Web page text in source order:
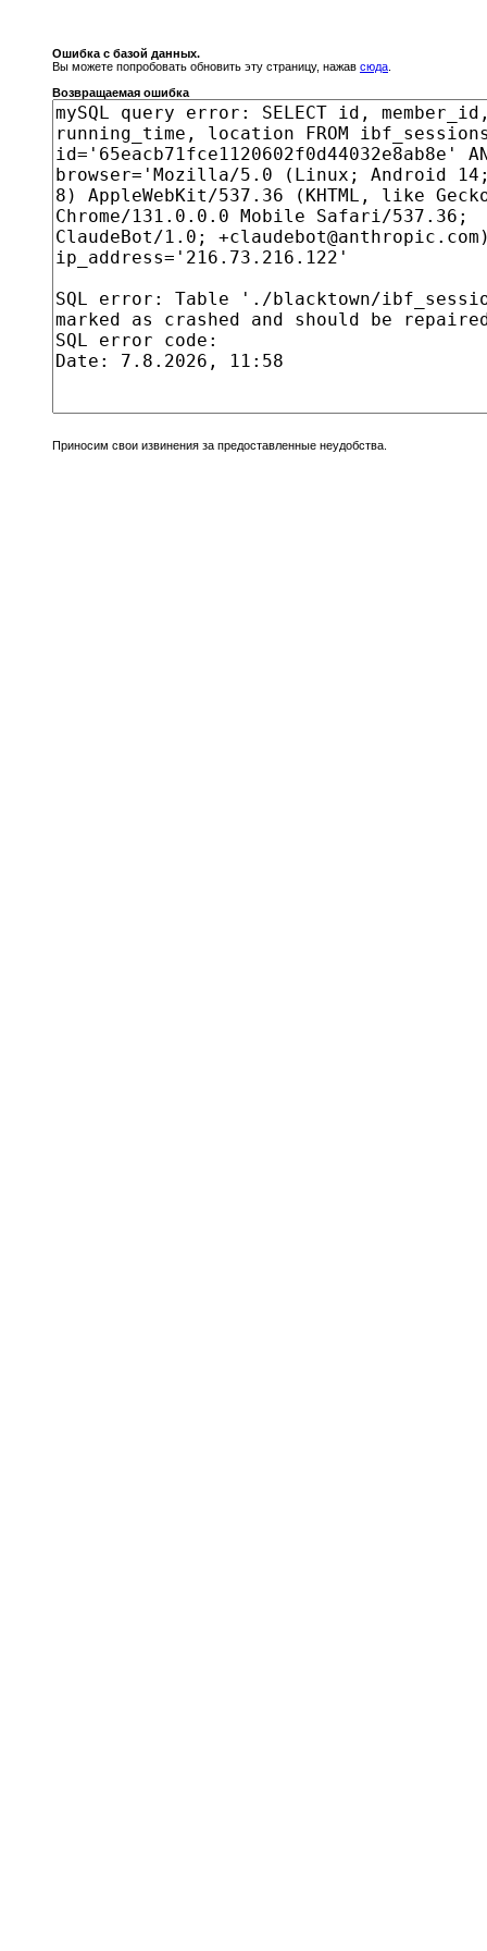
Ошибка с базой данных.
Вы можете попробовать обновить эту страницу, нажав сюда
Возвращаемая ошибка
Приносим свои извинения за предоставленные неудобства.